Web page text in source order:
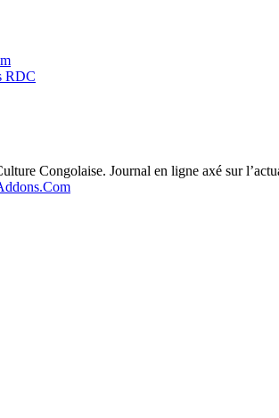
RDC
Congolaise. Journal en ligne axé sur